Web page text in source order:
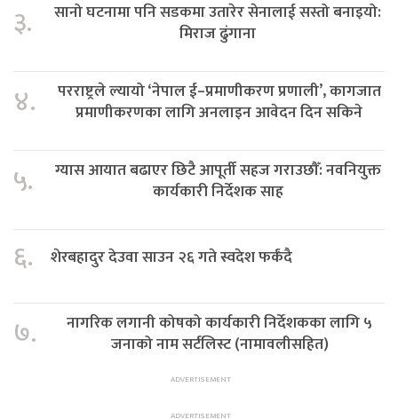
३.
सानो घटनामा पनि सडकमा उतारेर सेनालाई सस्तो बनाइयो:
मिराज ढुंगाना
४.
परराष्ट्रले ल्यायो ‘नेपाल ई–प्रमाणीकरण प्रणाली’, कागजात
प्रमाणीकरणका लागि अनलाइन आवेदन दिन सकिने
५.
ग्यास आयात बढाएर छिटै आपूर्ती सहज गराउछौँ: नवनियुक्त
कार्यकारी निर्देशक साह
६. शेरबहादुर देउवा साउन २६ गते स्वदेश फर्कंदै
७.
नागरिक लगानी कोषको कार्यकारी निर्देशकका लागि ५
जनाको नाम सर्टलिस्ट (नामावलीसहित)